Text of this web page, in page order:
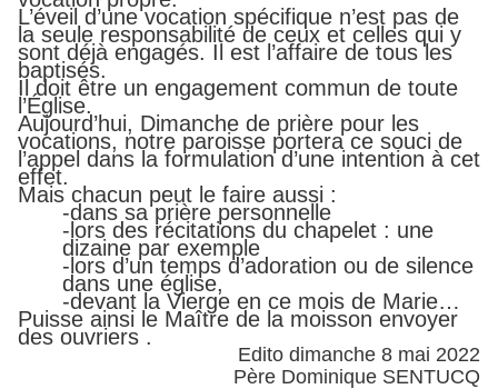
L’éveil d’une vocation spécifique n’est pas de
la seule responsabilité de ceux et celles qui y
sont déjà engagés. Il est l’affaire de tous les
baptisés.
Il doit être un engagement commun de toute
l’Église.
Aujourd’hui, Dimanche de prière pour les
vocations, notre paroisse portera ce souci de
l’appel dans la formulation d’une intention à cet
effet.
Mais chacun peut le faire aussi :
-dans sa prière personnelle
-lors des récitations du chapelet : une
dizaine par exemple
-lors d’un temps d’adoration ou de silence
dans une église,
-devant la Vierge en ce mois de Marie…
Puisse ainsi le Maître de la moisson envoyer
des ouvriers .
Edito dimanche 8 mai 2022
Père Dominique SENTUCQ